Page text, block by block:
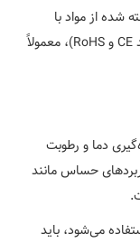
شده از مواد با
کیفیت و دارای استانداردهای بین‌المللی (مانند CE و RoHS)، معمولاً
دما و رطوبت
حساس مانند
می‌شود، باید